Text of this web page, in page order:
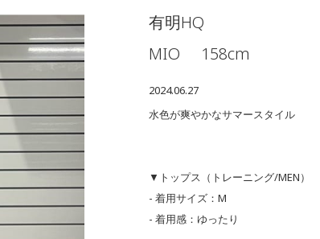
有明HQ
MIO
158cm
2024.06.27
水色が爽やかなサマースタイル
▼トップス（トレーニング/MEN）
- 着用サイズ：M
- 着用感：ゆったり